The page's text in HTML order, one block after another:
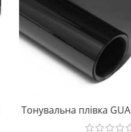
Тонувальна плівка